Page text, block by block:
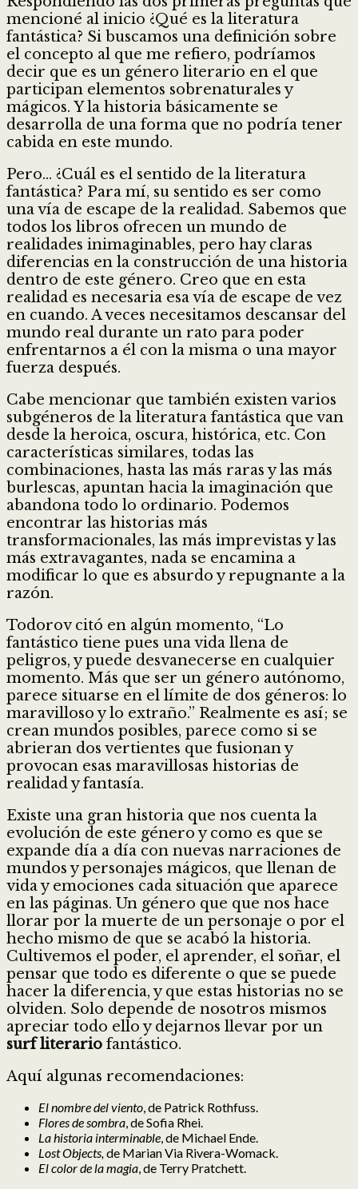
mencioné al inicio ¿Qué es la literatura
fantástica? Si buscamos una definición sobre
el concepto al que me refiero, podríamos
decir que es un género literario en el que
participan elementos sobrenaturales y
mágicos. Y la historia básicamente se
desarrolla de una forma que no podría tener
cabida en este mundo.
Pero… ¿Cuál es el sentido de la literatura
fantástica? Para mí, su sentido es ser como
una vía de escape de la realidad. Sabemos que
todos los libros ofrecen un mundo de
realidades inimaginables, pero hay claras
diferencias en la construcción de una historia
dentro de este género. Creo que en esta
realidad es necesaria esa vía de escape de vez
en cuando. A veces necesitamos descansar del
mundo real durante un rato para poder
enfrentarnos a él con la misma o una mayor
fuerza después.
Cabe mencionar que también existen varios
subgéneros de la literatura fantástica que van
desde la heroica, oscura, histórica, etc. Con
características similares, todas las
combinaciones, hasta las más raras y las más
burlescas, apuntan hacia la imaginación que
abandona todo lo ordinario. Podemos
encontrar las historias más
transformacionales, las más imprevistas y las
más extravagantes, nada se encamina a
modificar lo que es absurdo y repugnante a la
razón.
Todorov citó en algún momento, “Lo
fantástico tiene pues una vida llena de
peligros, y puede desvanecerse en cualquier
momento. Más que ser un género autónomo,
parece situarse en el límite de dos géneros: lo
maravilloso y lo extraño.” Realmente es así; se
crean mundos posibles, parece como si se
abrieran dos vertientes que fusionan y
provocan esas maravillosas historias de
realidad y fantasía.
Existe una gran historia que nos cuenta la
evolución de este género y como es que se
expande día a día con nuevas narraciones de
mundos y personajes mágicos, que llenan de
vida y emociones cada situación que aparece
en las páginas. Un género que que nos hace
llorar por la muerte de un personaje o por el
hecho mismo de que se acabó la historia.
Cultivemos el poder, el aprender, el soñar, el
pensar que todo es diferente o que se puede
hacer la diferencia, y que estas historias no se
olviden. Solo depende de nosotros mismos
apreciar todo ello y dejarnos llevar por un
surf literario fantástico.
Aquí algunas recomendaciones:
El nombre del viento , de Patrick Rothfuss.
Flores de sombra , de Sofia Rhei.
La historia interminable , de Michael Ende.
Lost Objects, de Marian Via Rivera-Womack.
El color de la magia , de Terry Pratchett.